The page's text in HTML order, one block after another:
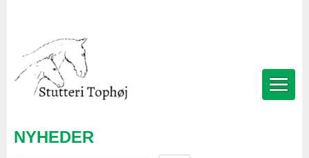
NYHEDER